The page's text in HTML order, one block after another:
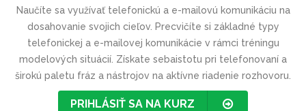
Naučíte sa využívať telefonickú a e-mailovú komunikáciu na
dosahovanie svojich cieľov. Precvičíte si základné typy
telefonickej a e-mailovej komunikácie v rámci tréningu
modelových situácií. Získate sebaistotu pri telefonovaní a
širokú paletu fráz a nástrojov na aktívne riadenie rozhovoru.
PRIHLÁSIŤ SA NA KURZ